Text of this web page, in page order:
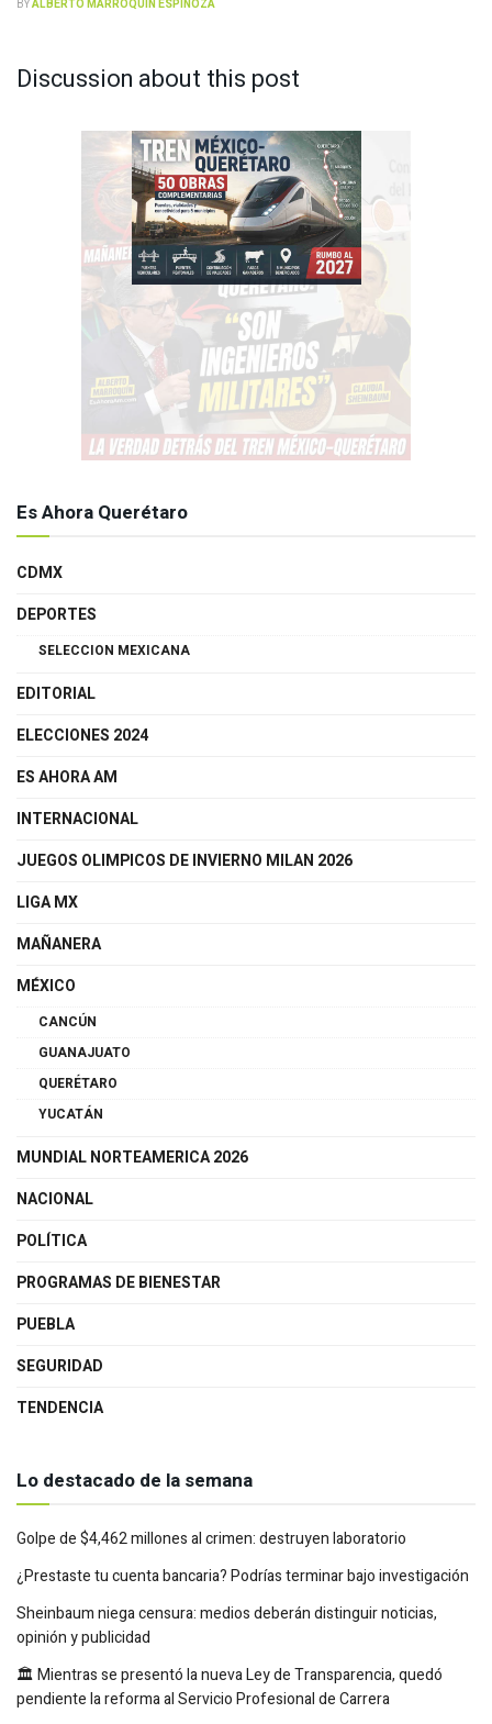
BYALBERTO MARROQUÍN ESPINOZA
Discussion about this post
Es Ahora Querétaro
CDMX
DEPORTES
SELECCION MEXICANA
EDITORIAL
ELECCIONES 2024
ES AHORA AM
INTERNACIONAL
JUEGOS OLIMPICOS DE INVIERNO MILAN 2026
LIGA MX
MAÑANERA
MÉXICO
CANCÚN
GUANAJUATO
QUERÉTARO
YUCATÁN
MUNDIAL NORTEAMERICA 2026
NACIONAL
POLÍTICA
PROGRAMAS DE BIENESTAR
PUEBLA
SEGURIDAD
TENDENCIA
Lo destacado de la semana
Golpe de $4,462 millones al crimen: destruyen laboratorio
¿Prestaste tu cuenta bancaria? Podrías terminar bajo investigación
Sheinbaum niega censura: medios deberán distinguir noticias,
opinión y publicidad
🏛️ Mientras se presentó la nueva Ley de Transparencia, quedó
pendiente la reforma al Servicio Profesional de Carrera